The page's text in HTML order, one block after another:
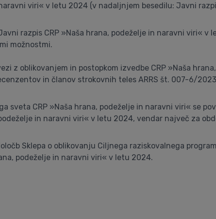
viri« v letu 2024 (v nadaljnjem besedilu: Javni
razpis CRP »Naša hrana, podeželje in naravni viri«
možnostmi.
z oblikovanjem in postopkom izvedbe CRP »Naša
in članov strokovnih teles ARRS št. 007-6/
sveta CRP »Naša hrana, podeželje in naravni viri« se
in naravni viri« v letu 2024, vendar največ za
Sklepa o oblikovanju Ciljnega raziskovalnega
podeželje in naravni viri« v letu 2024.